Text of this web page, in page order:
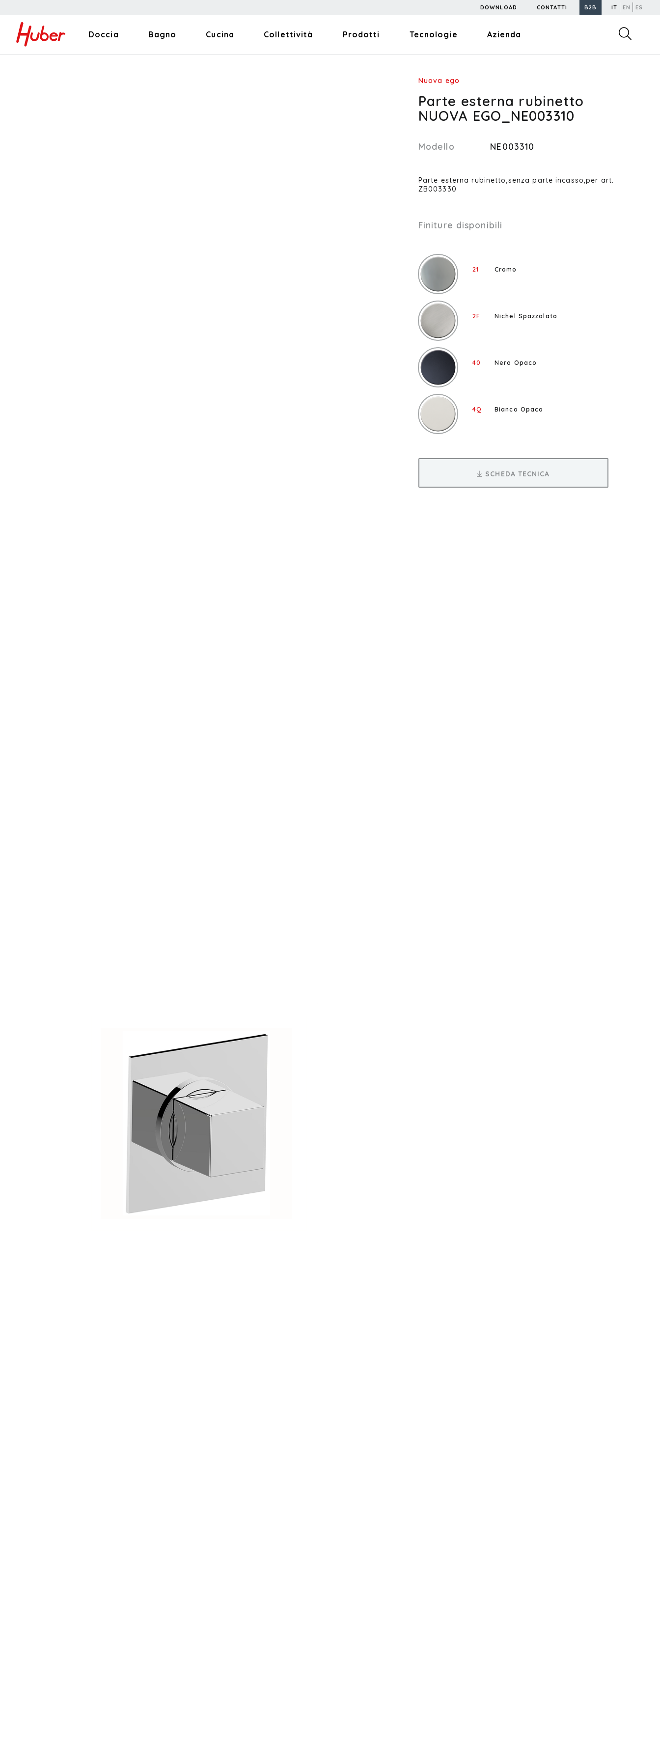
DOWNLOAD CONTATTI B2B IT EN ES
Doccia Bagno Cucina Collettività Prodotti Tecnologie Azienda
Nuova ego
Parte esterna rubinetto
NUOVA EGO_NE003310
Modello NE003310
Parte esterna rubinetto,senza parte incasso,per art.
ZB003330
Finiture disponibili
21 Cromo
2F Nichel Spazzolato
40 Nero Opaco
4Q Bianco Opaco
SCHEDA TECNICA